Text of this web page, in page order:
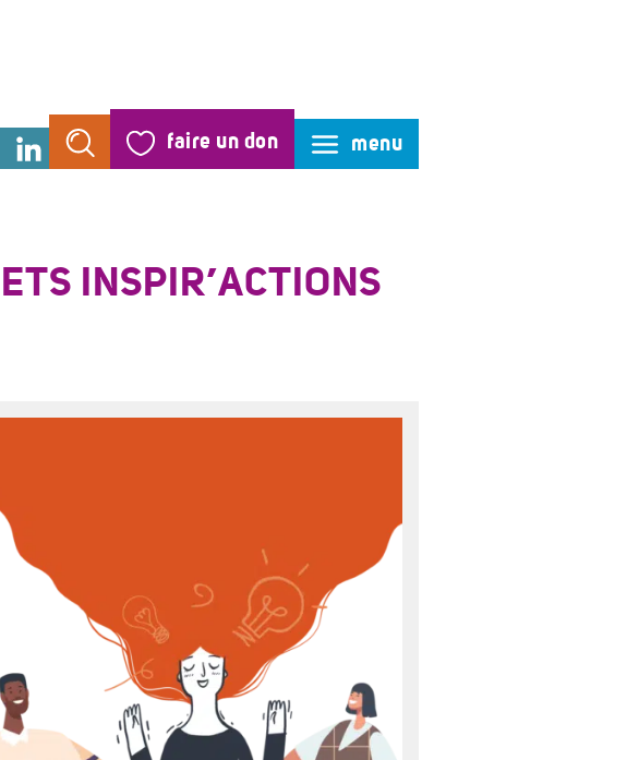
faire un don menu
INSPIR’ACTIONS